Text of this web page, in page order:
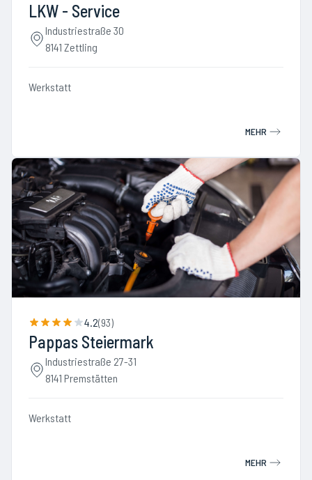
LKW - Service
Industriestraße 30
8141 Zettling
Werkstatt
MEHR
4.2(93)
Pappas Steiermark
Industriestraße 27-31
8141 Premstätten
Werkstatt
MEHR